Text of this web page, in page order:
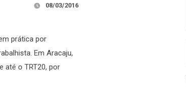
08/03/2016
prática por
Em Aracaju,
até o TRT20, por